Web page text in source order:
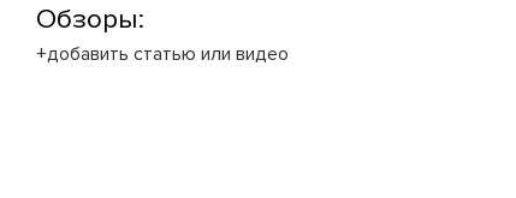
Обзоры:
+добавить статью или видео